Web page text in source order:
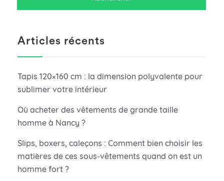
Articles récents
Tapis 120×160 cm : la dimension polyvalente pour
sublimer votre intérieur
Où acheter des vêtements de grande taille
homme à Nancy ?
Slips, boxers, caleçons : Comment bien choisir les
matières de ces sous-vêtements quand on est un
homme fort ?